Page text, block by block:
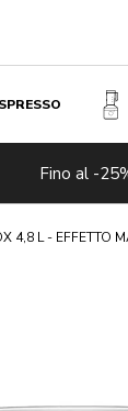
Fino al -
4,8 L - EFFETTO